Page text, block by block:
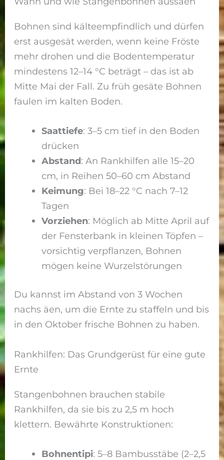
Bohnen sind kälteempfindlich und dürfen
erst ausgesät werden, wenn keine Fröste
mehr drohen und die Bodentemperatur
mindestens 12–14 °C beträgt – das ist ab
Mitte Mai der Fall. Zu früh gesäte Bohnen
faulen im kalten Boden.
Saattiefe: 3–5 cm tief in den Boden
drücken
Abstand: An Rankhilfen alle 15–20
cm, in Reihen 50–60 cm Abstand
Keimung: Bei 18–22 °C nach 7–12
Tagen
Vorziehen: Möglich ab Mitte April auf
der Fensterbank in kleinen Töpfen –
vorsichtig verpflanzen, Bohnen
mögen keine Wurzelstörungen
Du kannst im Abstand von 3 Wochen
nachs äen, um die Ernte zu staffeln und bis
in den Oktober frische Bohnen zu haben.
Rankhilfen: Das Grundgerüst für eine gute
Ernte
Stangenbohnen brauchen stabile
Rankhilfen, da sie bis zu 2,5 m hoch
klettern. Bewährte Konstruktionen:
Bohnentipi: 5–8 Bambusstäbe (2–2,5